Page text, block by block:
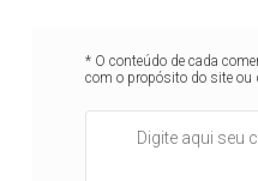
* O conteúdo de cada
com o propósito do site ou